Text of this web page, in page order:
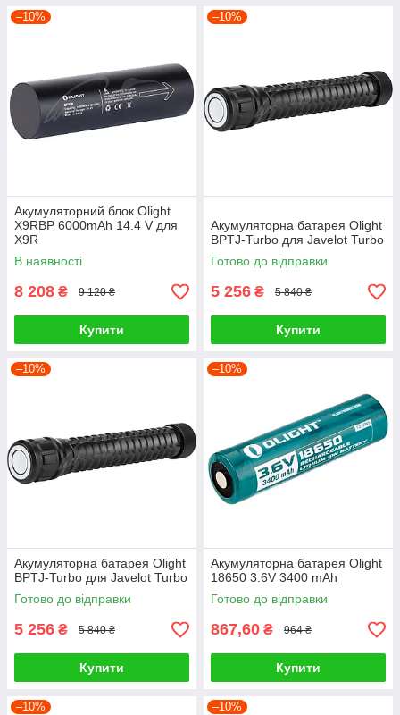
–10%
Акумуляторний блок Olight
X9RBP 6000mAh 14.4 V для
X9R
В наявності
8 208 ₴ 9 120 ₴
Купити
–10%
Акумуляторна батарея Olight
BPTJ-Turbo для Javelot Turbo
Готово до відправки
5 256 ₴ 5 840 ₴
Купити
–10%
Акумуляторна батарея Olight
BPTJ-Turbo для Javelot Turbo
Готово до відправки
5 256 ₴ 5 840 ₴
Купити
–10%
Акумуляторна батарея Olight
18650 3.6V 3400 mAh
Готово до відправки
867,60 ₴ 964 ₴
Купити
–10% –10%